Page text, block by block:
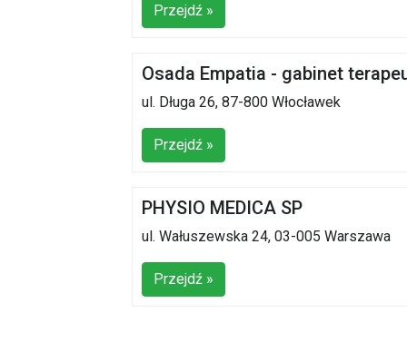
Przejdź »
Osada Empatia - gabinet
ul. Długa 26, 87-800 Włocławek
Przejdź »
PHYSIO MEDICA SP
ul. Wałuszewska 24, 03-005 Warszawa
Przejdź »